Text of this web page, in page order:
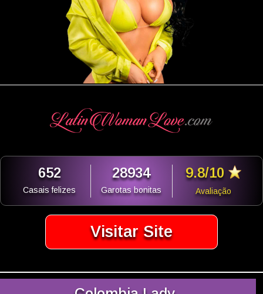
652
Casais felizes
28934
Garotas bonitas
9.8/10
Avaliação
Visitar Site